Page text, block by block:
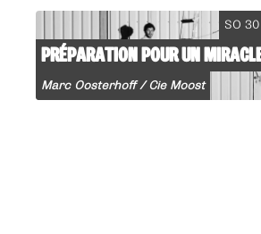
SO
PRÉPARATION POUR UN
Marc Oosterhoff / Cie Moost